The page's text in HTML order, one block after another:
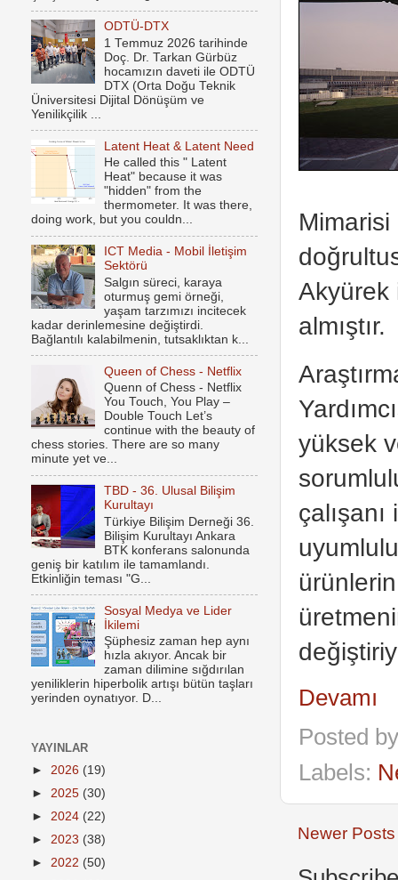
Akyürek
almıştır.
yüksek
Devamı
Posted
Labels:
Newer Posts
ODTÜ-DTX
1 Temmuz 2026 tarihinde
Doç. Dr. Tarkan Gürbüz
hocamızın daveti ile ODTÜ
DTX (Orta Doğu Teknik
Üniversitesi Dijital Dönüşüm ve
Yenilikçilik ...
Latent Heat & Latent Need
He called this " Latent
Heat" because it was
"hidden" from the
thermometer. It was there,
doing work, but you couldn...
ICT Media - Mobil İletişim
Sektörü
Salgın süreci, karaya
oturmuş gemi örneği,
yaşam tarzımızı incitecek
kadar derinlemesine değiştirdi.
Bağlantılı kalabilmenin, tutsaklıktan k...
Queen of Chess - Netflix
Quenn of Chess - Netflix
You Touch, You Play –
Double Touch Let’s
continue with the beauty of
chess stories. There are so many
minute yet ve...
TBD - 36. Ulusal Bilişim
Kurultayı
Türkiye Bilişim Derneği 36.
Bilişim Kurultayı Ankara
BTK konferans salonunda
geniş bir katılım ile tamamlandı.
Etkinliğin teması "G...
Sosyal Medya ve Lider
İkilemi
Şüphesiz zaman hep aynı
hızla akıyor. Ancak bir
zaman dilimine sığdırılan
yeniliklerin hiperbolik artışı bütün taşları
yerinden oynatıyor. D...
YAYINLAR
► 2026 (19)
► 2025 (30)
► 2024 (22)
► 2023 (38)
► 2022 (50)